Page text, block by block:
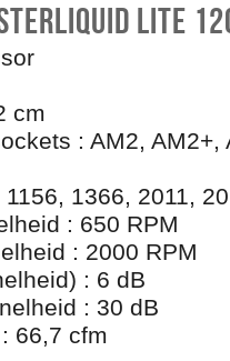
LITE
cm
: AM2, AM2+,
1366, 2011,
: 650 RPM
: 2000 RPM
: 6 dB
: 30 dB
66,7 cfm